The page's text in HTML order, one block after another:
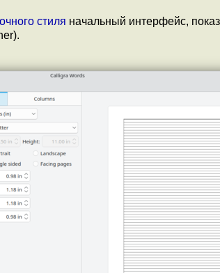
стиля начальный интерфейс,